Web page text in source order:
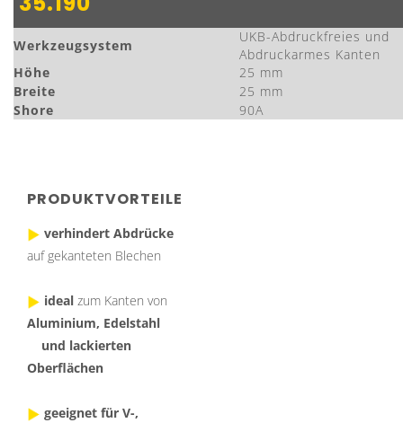
Werkzeugsystem
UKB-Abdruckfreies und
Abdruckarmes Kanten
Höhe
25 mm
Breite
25 mm
Shore
90A
PRODUKTVORTEILE
verhindert Abdrücke
auf gekanteten Blechen
ideal zum Kanten von
Aluminium, Edelstahl
und lackierten
Oberflächen
geeignet für V-,